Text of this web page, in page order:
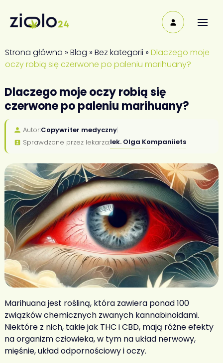
Strona główna » Blog » Bez kategorii » Dlaczego moje
oczy robią się czerwone po paleniu marihuany?
Dlaczego moje oczy robią się
czerwone po paleniu marihuany?
Autor:Copywriter medyczny
Sprawdzone przez lekarza:lek. Olga Kompaniiets
Marihuana jest rośliną, która zawiera ponad 100
związków chemicznych zwanych kannabinoidami.
Niektóre z nich, takie jak THC i CBD, mają różne efekty
na organizm człowieka, w tym na układ nerwowy,
mięśnie, układ odpornościowy i oczy.